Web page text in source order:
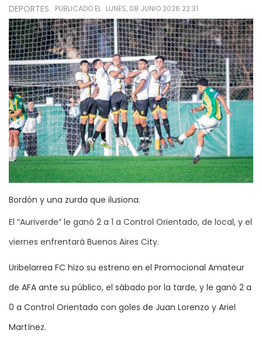
DEPORTES PUBLICADO EL LUNES, 08 JUNIO 2026 22:31
Bordón y una zurda que ilusiona.
El “Auriverde” le ganó 2 a 1 a Control Orientado, de local, y el
viernes enfrentará Buenos Aires City.
Uribelarrea FC hizo su estreno en el Promocional Amateur
de AFA ante su público, el sábado por la tarde, y le ganó 2 a
0 a Control Orientado con goles de Juan Lorenzo y Ariel
Martínez.